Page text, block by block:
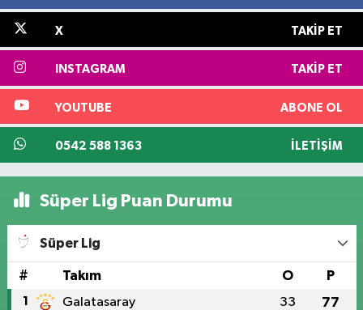
X TAKIP ET
INSTAGRAM TAKIP ET
YOUTUBE ABONE OL
0542 588 1363 İLETIŞIM
Süper Lig Puan Durumu
Süper Lig
# Takım O P
1 Galatasaray 33 77